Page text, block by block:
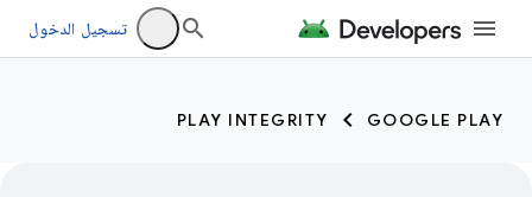
تسجيل الدخول
GOOGLE PLAY
PLAY INTEGRITY